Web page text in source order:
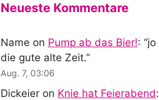
Neueste Kommentare
Name on Pump ab das Bier!: “jo
die gute alte Zeit.”
Aug. 7, 03:06
Dickeier on Knie hat Feierabend: